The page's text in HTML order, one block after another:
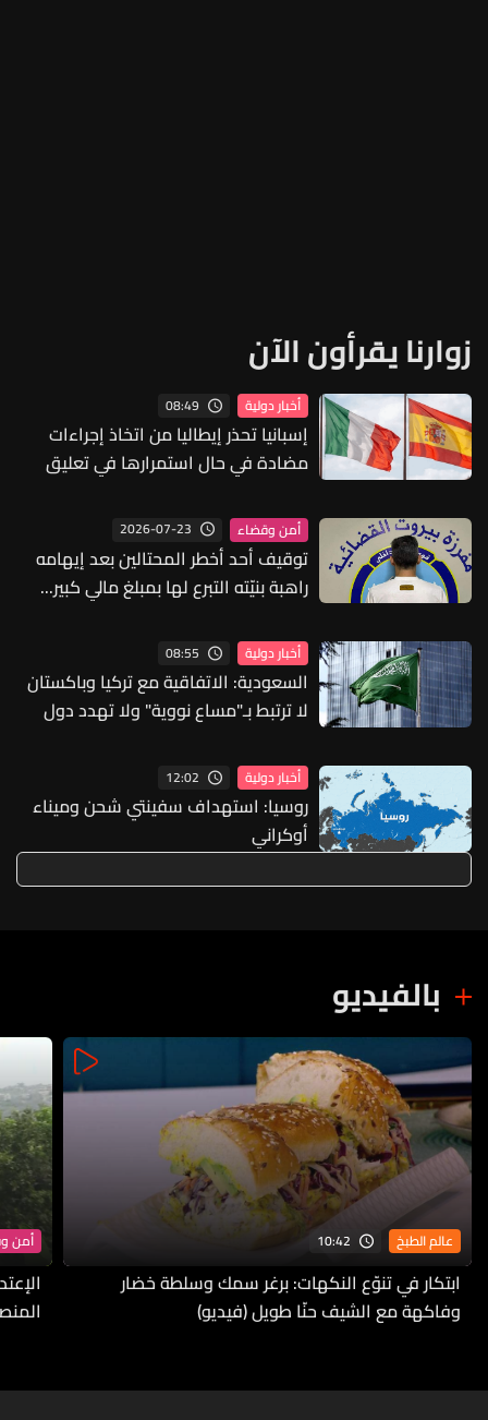
زوارنا يقرأون الآن
أخبار دولية 08:49
إسبانيا تحذر إيطاليا من اتخاذ إجراءات
مضادة في حال استمرارها في تعليق
أمن وقضاء 2026-07-23
توقيف أحد أخطر المحتالين بعد إيهامه
راهبة بنيّته التبرع لها بمبلغ مالي كبير...
أخبار دولية 08:55
السعودية: الاتفاقية مع تركيا وباكستان
لا ترتبط بـ"مساع نووية" ولا تهدد دول
أخبار دولية 12:02
روسيا: استهداف سفينتي شحن وميناء
أوكراني
بالفيديو
عالم الطبخ 10:42
ابتكار في تنوّع النكهات: برغر سمك وسلطة خضار
وفاكهة مع الشيف حنّا طويل (فيديو)
أمن